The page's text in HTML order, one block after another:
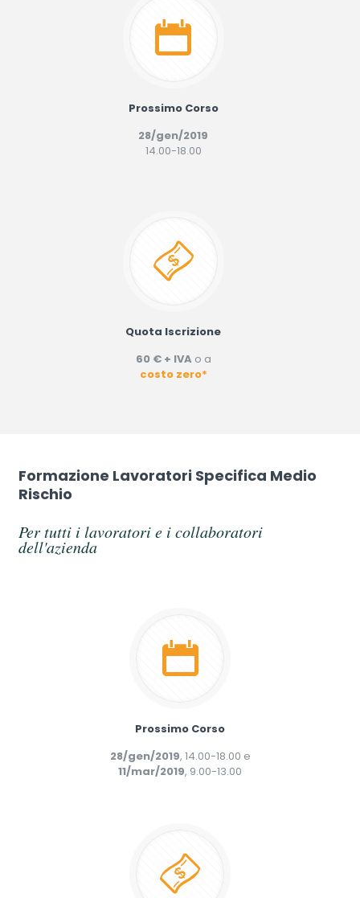
Prossimo Corso
28/gen/2019
14.00-18.00
Quota Iscrizione
60 € + IVA o a
costo zero*
Formazione Lavoratori Specifica Medio
Rischio
Per tutti i lavoratori e i collaboratori
dell'azienda
Prossimo Corso
28/gen/2019, 14.00-18.00 e
11/mar/2019, 9.00-13.00